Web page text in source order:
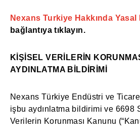
Nexans Turkiye Hakkında
bağlantıya tıklayın.
KİŞİSEL VERİLERİN
AYDINLATMA BİLDİRİMİ
Nexans Türkiye Endüstri ve
işbu aydınlatma bildirimi ve 6698
Verilerin Korunması Kanunu